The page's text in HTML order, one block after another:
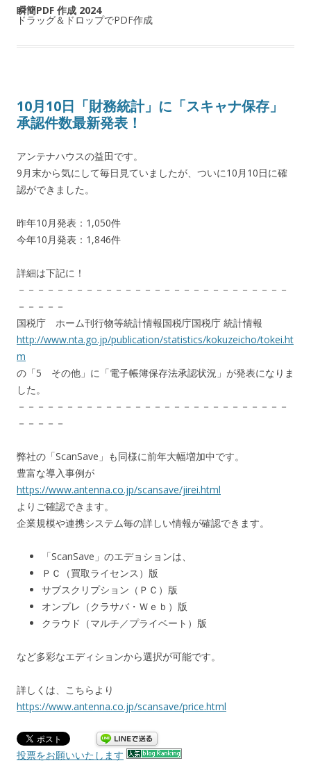
瞬簡PDF 作成 2024
ドラッグ＆ドロップでPDF作成
10月10日「財務統計」に「スキャナ保存」
承認件数最新発表！
アンテナハウスの益田です。
9月末から気にして毎日見ていましたが、ついに10月10日に確
認ができました。
昨年10月発表：1,050件
今年10月発表：1,846件
詳細は下記に！
－－－－－－－－－－－－－－－－－－－－－－－－－－－－
－－－－－
国税庁 ホーム刊行物等統計情報国税庁国税庁 統計情報
http://www.nta.go.jp/publication/statistics/kokuzeicho/tokei.ht
m
の「5 その他」に「電子帳簿保存法承認状況」が発表になりま
した。
－－－－－－－－－－－－－－－－－－－－－－－－－－－－
－－－－－
弊社の「ScanSave」も同様に前年大幅増加中です。
豊富な導入事例が
https://www.antenna.co.jp/scansave/jirei.html
よりご確認できます。
企業規模や連携システム毎の詳しい情報が確認できます。
「ScanSave」のエデョションは、
ＰＣ（買取ライセンス）版
サブスクリプション（ＰＣ）版
オンプレ（クラサバ・Ｗｅｂ）版
クラウド（マルチ／プライベート）版
など多彩なエディションから選択が可能です。
詳しくは、こちらより
https://www.antenna.co.jp/scansave/price.html
投票をお願いいたします